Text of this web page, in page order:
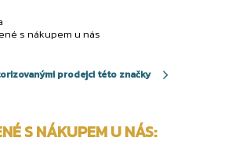
s nákupem u nás
prodejci této značky
S NÁKUPEM U NÁS: